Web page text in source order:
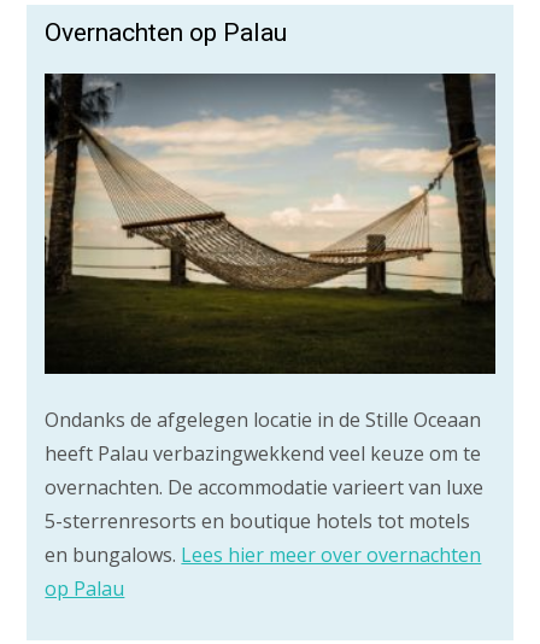
Overnachten op Palau
Ondanks de afgelegen locatie in de Stille Oceaan
heeft Palau verbazingwekkend veel keuze om te
overnachten. De accommodatie varieert van luxe
5-sterrenresorts en boutique hotels tot motels
en bungalows. Lees hier meer over overnachten
op Palau